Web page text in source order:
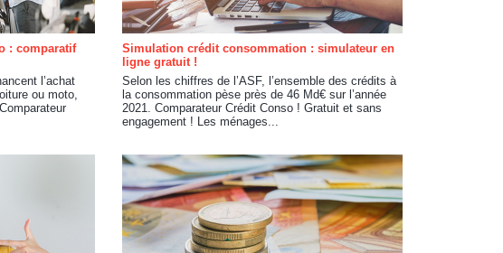
: comparatif
l’achat
ou moto,
Simulation crédit consommation : simulateur en
ligne gratuit !
Selon les chiffres de l’ASF, l’ensemble des crédits à
la consommation pèse près de 46 Md€ sur l’année
2021. Comparateur Crédit Conso ! Gratuit et sans
engagement ! Les ménages...